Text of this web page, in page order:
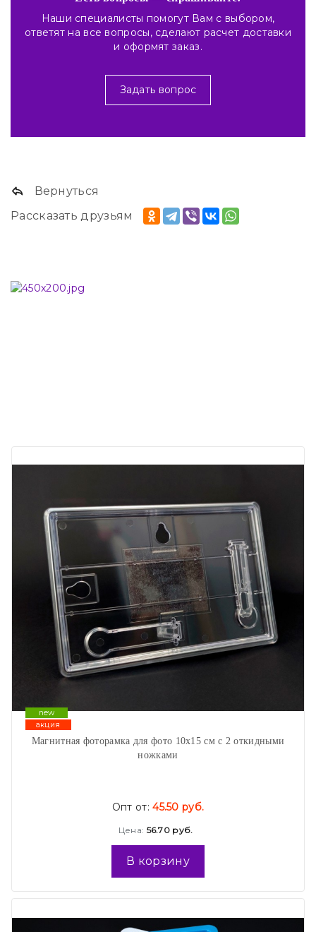
Наши специалисты помогут Вам с выбором,
ответят на все вопросы, сделают расчет доставки
и оформят заказ.
Задать вопрос
Вернуться
Рассказать друзьям
new
акция
Магнитная фоторамка для фото 10х15 см с 2 откидными
ножками
Опт от:45.50 руб.
Цена: 56.70 руб.
В корзину